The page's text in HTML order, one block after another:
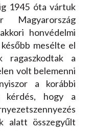
1945 óta vártuk
honvédelmi
mesélte el
ragaszkodtak a
volt belemenni
a korábbi
kérdés, hogy a
alatt összegyűlt